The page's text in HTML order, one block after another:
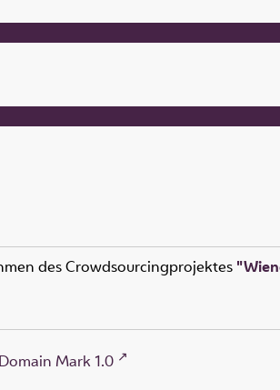
des Crowdsourcingprojektes
Mark 1.0